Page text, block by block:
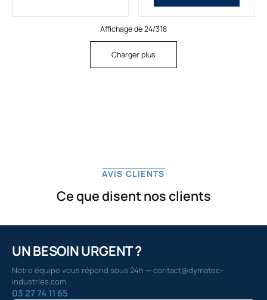
Affichage de 24/318
Charger plus
AVIS CLIENTS
Ce que disent nos clients
UN BESOIN URGENT ?
Notre équipe vous répond sous 24h — contact@dymatec-
industries.com
03 27 74 11 65